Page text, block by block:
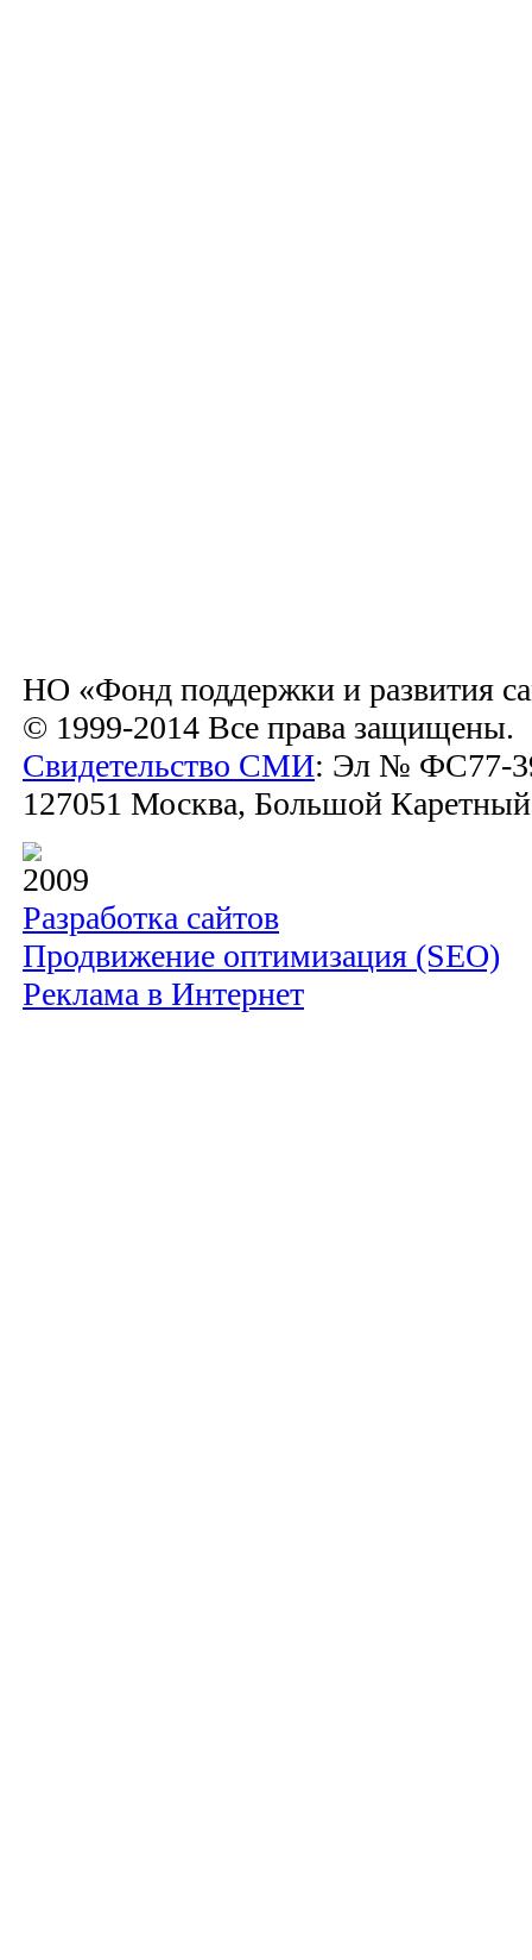
НО «Фонд поддержки и развития
© 1999-2014 Все права защищены.
Свидетельство СМИ: Эл № ФС77-
127051 Москва, Большой
2009
Разработка сайтов
Продвижение оптимизация (SEO)
Реклама в Интернет